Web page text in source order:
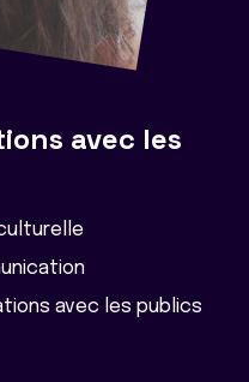
avec les
avec les publics